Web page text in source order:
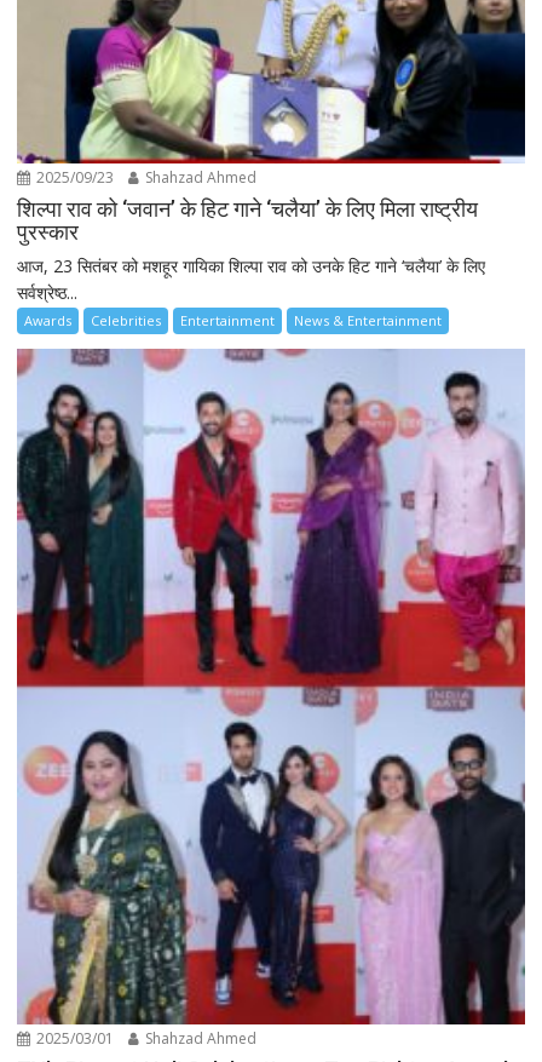
2025/09/23 Shahzad Ahmed
शिल्पा राव को ‘जवान’ के हिट गाने ‘चलैया’ के लिए मिला राष्ट्रीय
पुरस्कार
आज, 23 सितंबर को मशहूर गायिका शिल्पा राव को उनके हिट गाने ‘चलैया’ के लिए
सर्वश्रेष्ठ...
Awards Celebrities Entertainment News & Entertainment
2025/03/01 Shahzad Ahmed